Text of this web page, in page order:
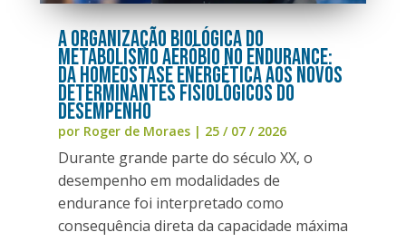
A organização biológica do
metabolismo aeróbio no endurance:
da homeostase energética aos novos
determinantes fisiológicos do
desempenho
por Roger de Moraes| 25 / 07 / 2026
Durante grande parte do século XX, o
desempenho em modalidades de
endurance foi interpretado como
consequência direta da capacidade máxima